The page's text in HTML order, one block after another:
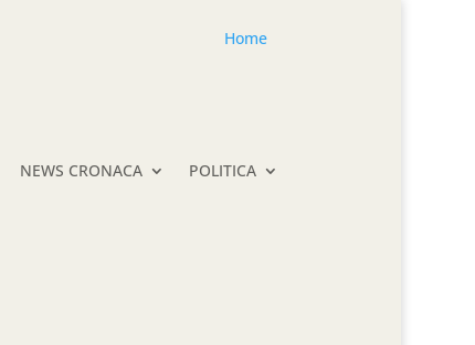
Home
NEWS CRONACA POLITICA